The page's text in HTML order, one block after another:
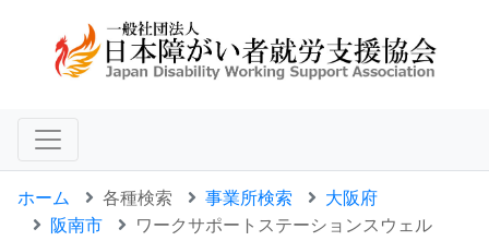
ホーム 各種検索 事業所検索
大阪府
阪南市
ワークサポートステーションスウェル